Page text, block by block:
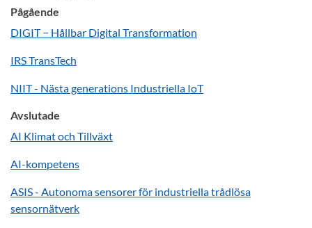
Pågående
DIGIT − Hållbar Digital Transformation
IRS TransTech
NIIT - Nästa generations Industriella IoT
Avslutade
AI Klimat och Tillväxt
AI-kompetens
ASIS - Autonoma sensorer för industriella trådlösa
sensornätverk